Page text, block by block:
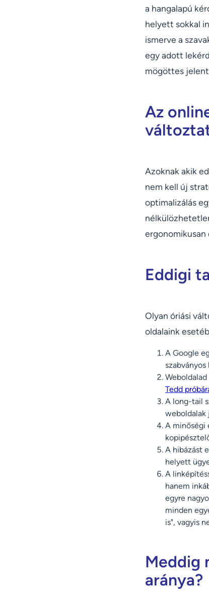
a hangalapú
helyett sokkal
ismerve a
egy adott
mögöttes
Az
Azoknak akik
nem kell új
optimalizálás
Eddigi
Olyan óriási
oldalaink
A Google
Tedd
A long-tail
weboldalak
A minőségi
A hibázást
helyett
A
hanem
egyre
minden
is", vagyis
Meddig
aránya?